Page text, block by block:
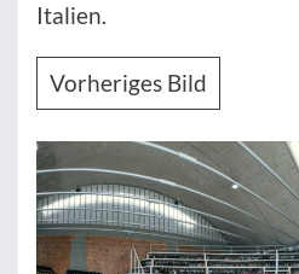
Italien.
Vorheriges Bild